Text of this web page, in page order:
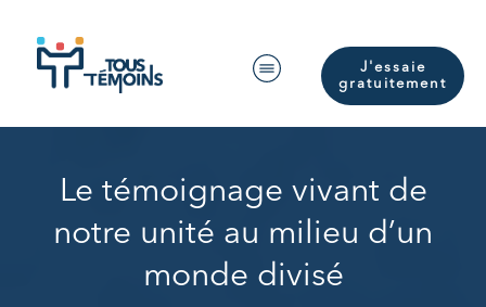
J'essaie
gratuitement
Le témoignage vivant de
notre unité au milieu d’un
monde divisé